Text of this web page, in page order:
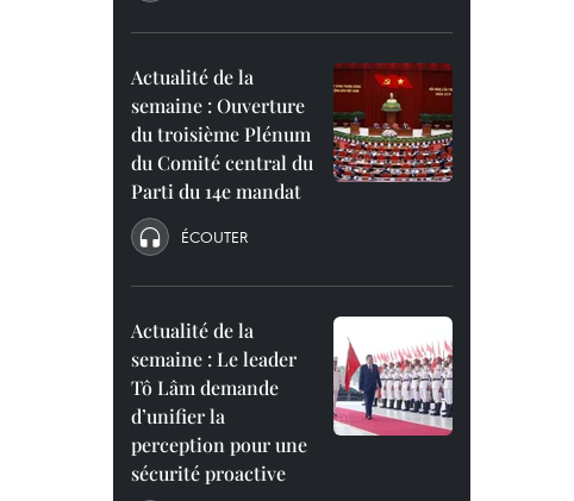
Actualité de la
semaine : Ouverture
du troisième Plénum
du Comité central du
Parti du 14e mandat
ÉCOUTER
Actualité de la
semaine : Le leader
Tô Lâm demande
d’unifier la
perception pour une
sécurité proactive